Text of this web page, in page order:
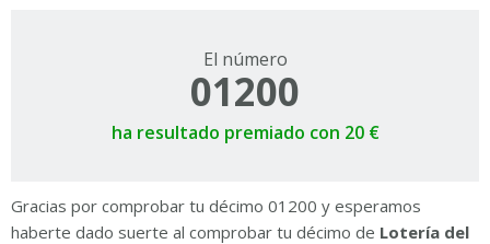
El número
01200
ha resultado premiado con 20 €
Gracias por comprobar tu décimo 01200 y esperamos
haberte dado suerte al comprobar tu décimo de Lotería del